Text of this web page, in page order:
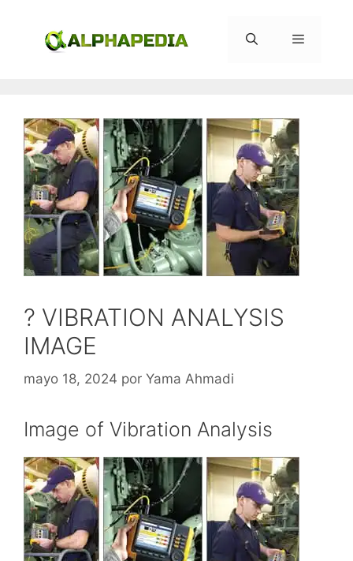
contenido
? VIBRATION ANALYSIS
IMAGE
mayo 18, 2024 por Yama Ahmadi
Image of Vibration Analysis